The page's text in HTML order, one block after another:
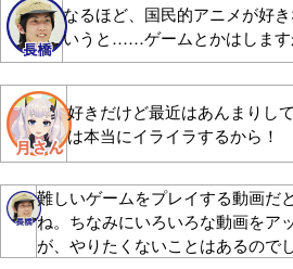
なるほど、国民的アニメが好
いうと……ゲームとかはします
好きだけど最近はあんまりし
は本当にイライラするから！
難しいゲームをプレイする動画だ
ね。ちなみにいろいろな動画をア
が、やりたくないことはあるので